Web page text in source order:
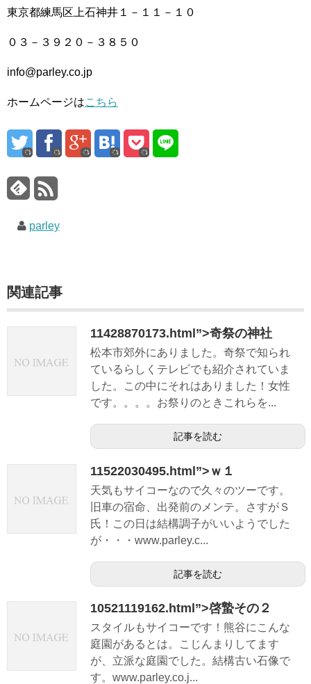
東京都練馬区上石神井１－１１－１０
０３－３９２０－３８５０
info@parley.co.jp
ホームページはこちら
parley
関連記事
11428870173.html”>奇祭の神社
松本市郊外にありました。奇祭で知られ
ているらしくテレビでも紹介されていま
した。この中にそれはありました！女性
です。。。。お祭りのときこれらを...
記事を読む
11522030495.html”>ｗ１
天気もサイコーなので久々のツーです。
旧車の宿命、出発前のメンテ。さすがＳ
氏！この日は結構調子がいいようでした
が・・・www.parley.c...
記事を読む
10521119162.html”>啓蟄その２
スタイルもサイコーです！熊谷にこんな
庭園があるとは。こじんまりしてます
が、立派な庭園でした。結構古い石像で
す。www.parley.co.j...